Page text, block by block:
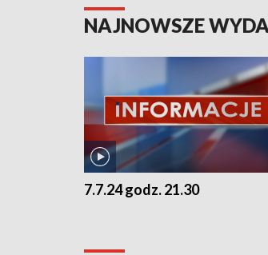
NAJNOWSZE
7.7.24 godz. 21.30